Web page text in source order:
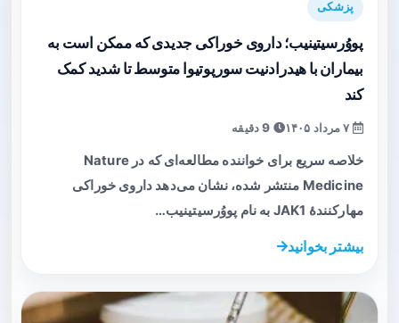
پزشکی
پووُرسیتینیب؛ داروی خوراکی جدیدی که ممکن است به
بیماران با هیدرادنیت سورپوتیوا متوسط تا شدید کمک
کند
خلاصه سریع برای خواننده مطالعه‌ای که در Nature
Medicine منتشر شده، نشان می‌دهد داروی خوراکی
مهارکنندهٔ JAK1 به نام پووُرسیتینیب…
بیشتر بخوانید